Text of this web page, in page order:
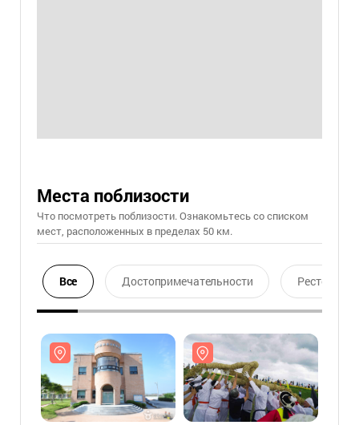
Места поблизости
Что посмотреть поблизости. Ознакомьтесь со списком
мест, расположенных в пределах 50 км.
Все Достопримечательности Ресторан